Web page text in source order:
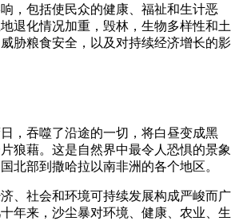
，包括使民众的健康、福祉和生计恶
退化情况加重，毁林，生物多样性和土
胁粮食安全，以及对持续经济增长的影
，吞噬了沿途的一切，将白昼变成黑
狼藉。这是自然界中最令人恐惧的景象
北部到撒哈拉以南非洲的各个地区。
、社会和环境可持续发展构成严峻而广
年来，沙尘暴对环境、健康、农业、生